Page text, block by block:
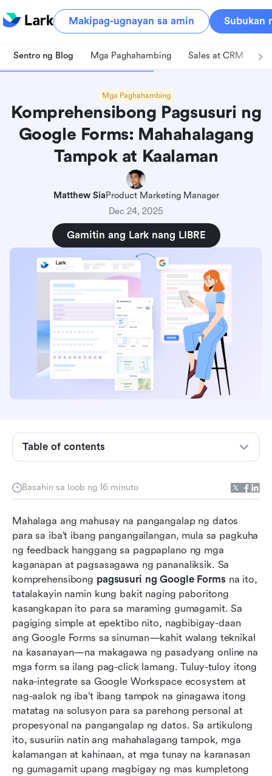
Makipag-ugnayan sa amin Subukan
Sentro ng Blog Mga Paghahambing Sales at CRM
Mga Paghahambing
Komprehensibong Pagsusuri ng
Google Forms: Mahahalagang
Tampok at Kaalaman
Matthew SiaProduct Marketing Manager
Dec 24, 2025
Gamitin ang Lark nang LIBRE
Basahin sa loob ng 16 minuto
Mahalaga ang mahusay na pangangalap ng datos
para sa iba’t ibang pangangailangan, mula sa pagkuha
ng feedback hanggang sa pagpaplano ng mga
kaganapan at pagsasagawa ng pananaliksik. Sa
komprehensibong pagsusuri ng Google Forms na ito,
tatalakayin namin kung bakit naging paboritong
kasangkapan ito para sa maraming gumagamit. Sa
pagiging simple at epektibo nito, nagbibigay-daan
ang Google Forms sa sinuman—kahit walang teknikal
na kasanayan—na makagawa ng pasadyang online na
mga form sa ilang pag-click lamang. Tuluy-tuloy itong
naka-integrate sa Google Workspace ecosystem at
nag-aalok ng iba’t ibang tampok na ginagawa itong
matatag na solusyon para sa parehong personal at
propesyonal na pangangalap ng datos. Sa artikulong
ito, susuriin natin ang mahahalagang tampok, mga
kalamangan at kahinaan, at mga tunay na karanasan
ng gumagamit upang magbigay ng mas kumpletong
Table of contents
Ano ang Google Forms?
Istruktura ng pagpepresyo ng Google Forms
Mga kalamangan at kahinaan ng Google Forms
Isaalang-alang ang pinakamainam na alternatibo
para palitan ang Google Forms
Kailan pipiliin ang Google Forms o Lark
Konklusyon
Mga Madalas Itanong
Kaugnay na pagbasa